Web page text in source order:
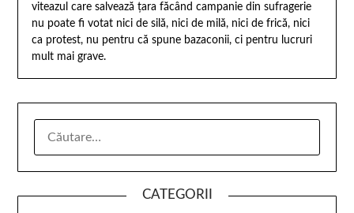
viteazul care salvează țara făcând campanie din sufragerie
nu poate fi votat nici de silă, nici de milă, nici de frică, nici
ca protest, nu pentru că spune bazaconii, ci pentru lucruri
mult mai grave.
CATEGORII